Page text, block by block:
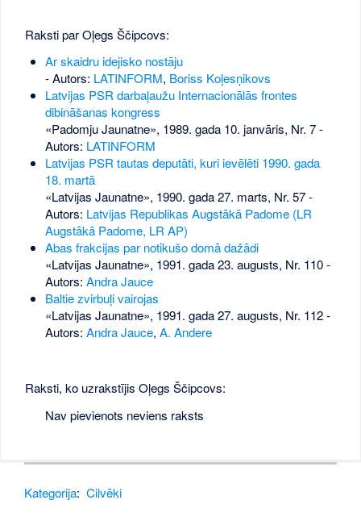
Raksti par Oļegs Ščipcovs:
Ar skaidru idejisko nostāju
- Autors: LATINFORM, Boriss Koļesņikovs
Latvijas PSR darbaļaužu Internacionālās frontes
dibināšanas kongress
«Padomju Jaunatne», 1989. gada 10. janvāris, Nr. 7-
Autors: LATINFORM
Latvijas PSR tautas deputāti, kuri ievēlēti 1990. gada
18. martā
«Latvijas Jaunatne», 1990. gada 27. marts, Nr. 57-
Autors: Latvijas Republikas Augstākā Padome (LR
Augstākā Padome, LR AP)
Abas frakcijas par notikušo domā dažādi
«Latvijas Jaunatne», 1991. gada 23. augusts, Nr. 110-
Autors: Andra Jauce
Baltie zvirbuļi vairojas
«Latvijas Jaunatne», 1991. gada 27. augusts, Nr. 112-
Autors: Andra Jauce, A. Andere
Raksti, ko uzrakstījis Oļegs Ščipcovs:
Nav pievienots neviens raksts
Kategorija: Cilvēki